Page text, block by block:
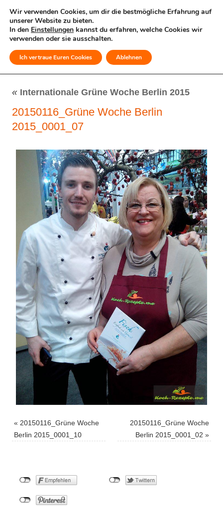
MENÜ
« Internationale Grüne Woche Berlin 2015
20150116_Grüne Woche Berlin
2015_0001_07
« 20150116_Grüne Woche
Berlin 2015_0001_10
20150116_Grüne Woche
Berlin 2015_0001_02 »
Wir verwenden Cookies, um dir die bestmögliche Erfahrung auf
unserer Website zu bieten.
In den Einstellungen kannst du erfahren, welche Cookies wir
verwenden oder sie ausschalten.
Ich vertraue Euren Cookies Ablehnen